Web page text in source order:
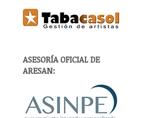
ASESORÍA OFICIAL DE
ARESAN: